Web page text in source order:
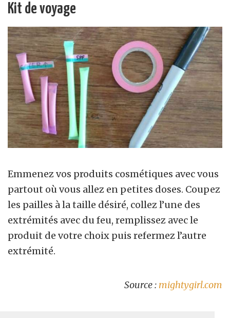
Kit de voyage
Emmenez vos produits cosmétiques avec vous
partout où vous allez en petites doses. Coupez
les pailles à la taille désiré, collez l’une des
extrémités avec du feu, remplissez avec le
produit de votre choix puis refermez l’autre
extrémité.
Source : mightygirl.com